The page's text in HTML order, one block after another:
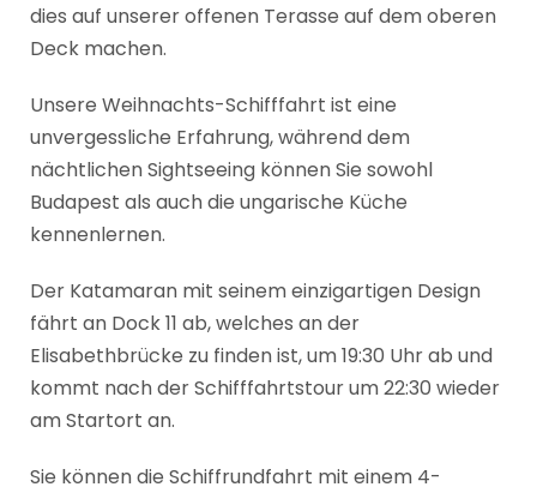
dies auf unserer offenen Terasse auf dem oberen
Deck machen.
Unsere Weihnachts-Schifffahrt ist eine
unvergessliche Erfahrung, während dem
nächtlichen Sightseeing können Sie sowohl
Budapest als auch die ungarische Küche
kennenlernen.
Der Katamaran mit seinem einzigartigen Design
fährt an Dock 11 ab, welches an der
Elisabethbrücke zu finden ist, um 19:30 Uhr ab und
kommt nach der Schifffahrtstour um 22:30 wieder
am Startort an.
Sie können die Schiffrundfahrt mit einem 4-